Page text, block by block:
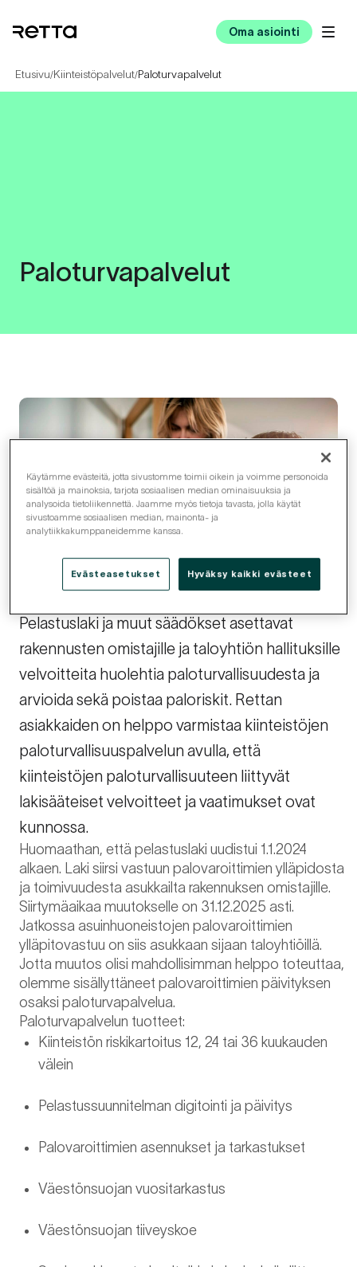
Oma asiointi
Etusivu/Kiinteistöpalvelut/Paloturvapalvelut
Paloturvapalvelut
Pelastuslaki ja muut säädökset asettavat
rakennusten omistajille ja taloyhtiön hallituksille
velvoitteita huolehtia paloturvallisuudesta ja
arvioida sekä poistaa paloriskit. Rettan
asiakkaiden on helppo varmistaa kiinteistöjen
paloturvallisuuspalvelun avulla, että
kiinteistöjen paloturvallisuuteen liittyvät
lakisääteiset velvoitteet ja vaatimukset ovat
kunnossa.
Huomaathan, että pelastuslaki uudistui 1.1.2024
alkaen. Laki siirsi vastuun palovaroittimien ylläpidosta
ja toimivuudesta asukkailta rakennuksen omistajille.
Siirtymäaikaa muutokselle on 31.12.2025 asti.
Jatkossa asuinhuoneistojen palovaroittimien
ylläpitovastuu on siis asukkaan sijaan taloyhtiöillä.
Jotta muutos olisi mahdollisimman helppo toteuttaa,
olemme sisällyttäneet palovaroittimien päivityksen
osaksi paloturvapalvelua.
Paloturvapalvelun tuotteet:
Kiinteistön riskikartoitus 12, 24 tai 36 kuukauden
välein
Pelastussuunnitelman digitointi ja päivitys
Palovaroittimien asennukset ja tarkastukset
Väestönsuojan vuositarkastus
Väestönsuojan tiiveyskoe
Käytämme evästeitä, jotta sivustomme toimii oikein ja voimme personoida
sisältöä ja mainoksia, tarjota sosiaalisen median ominaisuuksia ja
analysoida tietoliikennettä. Jaamme myös tietoja tavasta, jolla käytät
sivustoamme sosiaalisen median, mainonta- ja
analytiikkakumppaneidemme kanssa.
Evästeasetukset Hyväksy kaikki evästeet